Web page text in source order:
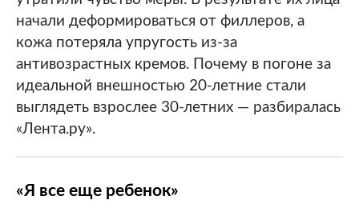
начали деформироваться от филлеров, а
кожа потеряла упругость из-за
антивозрастных кремов. Почему в погоне за
идеальной внешностью 20-летние стали
выглядеть взрослее 30-летних — разбиралась
«Лента.ру».
«Я все еще ребенок»